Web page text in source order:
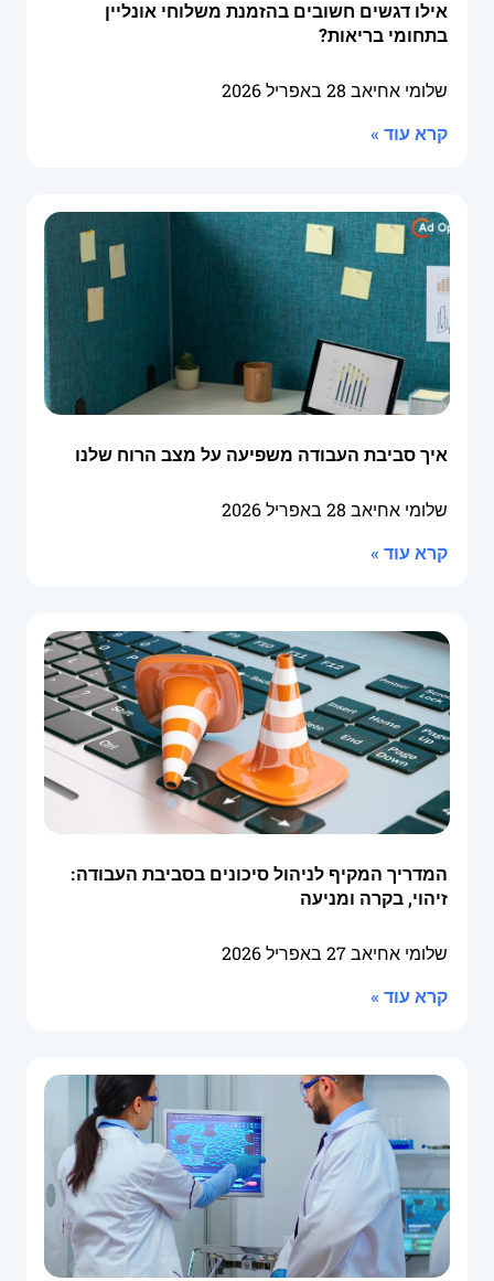
אילו דגשים חשובים בהזמנת משלוחי אונליין
בתחומי בריאות?
שלומי אחיאב 28 באפריל 2026
קרא עוד »
איך סביבת העבודה משפיעה על מצב הרוח שלנו
שלומי אחיאב 28 באפריל 2026
קרא עוד »
המדריך המקיף לניהול סיכונים בסביבת העבודה:
זיהוי, בקרה ומניעה
שלומי אחיאב27 באפריל 2026
קרא עוד »